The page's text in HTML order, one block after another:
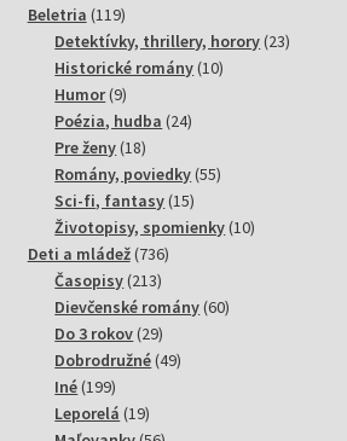
Beletria 119119
produktov
Detektívky, thrillery, horory 2323
Historické romány 1010
Humor 99
produktov
Poézia, hudba 2424
Pre ženy 1818
produktov
Romány, poviedky 5555
Sci-fi, fantasy 1515
produktov
Životopisy, spomienky 1010
Deti a mládež 736736
Časopisy 213213
produktov
Dievčenské romány 6060
Do 3 rokov 2929
produktov
Dobrodružné 4949
Iné 199199
produktov
Leporelá 1919